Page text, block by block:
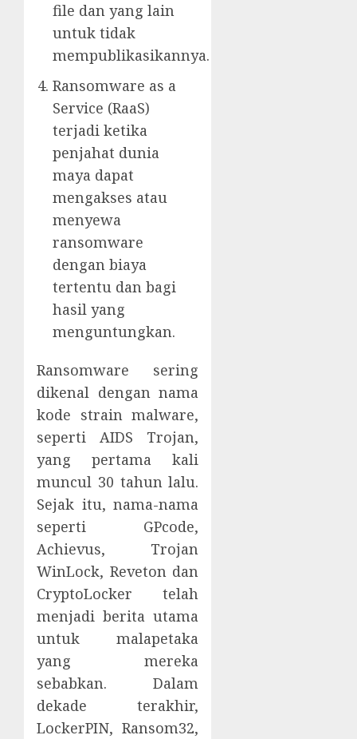
file dan yang lain
untuk tidak
mempublikasikannya.
Ransomware as a
Service (RaaS)
terjadi ketika
penjahat dunia
maya dapat
mengakses atau
menyewa
ransomware
dengan biaya
tertentu dan bagi
hasil yang
menguntungkan.
Ransomware sering
dikenal dengan nama
kode strain malware,
seperti AIDS Trojan,
yang pertama kali
muncul 30 tahun lalu.
Sejak itu, nama-nama
seperti GPcode,
Achievus, Trojan
WinLock, Reveton dan
CryptoLocker telah
menjadi berita utama
untuk malapetaka
yang mereka
sebabkan. Dalam
dekade terakhir,
LockerPIN, Ransom32,